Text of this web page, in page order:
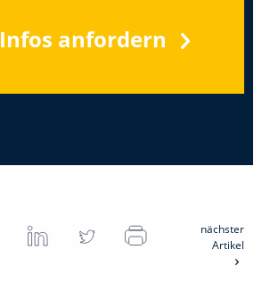
Infos anfordern
nächster
Artikel